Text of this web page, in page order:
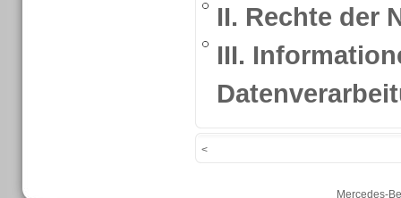
II. Rechte der
III.
<
Mercedes-